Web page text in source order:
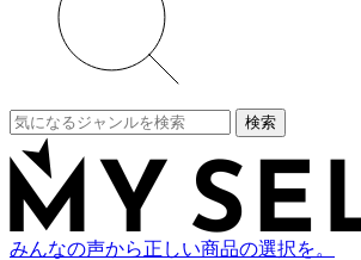
検索
みんなの声から正しい商品の選択を。